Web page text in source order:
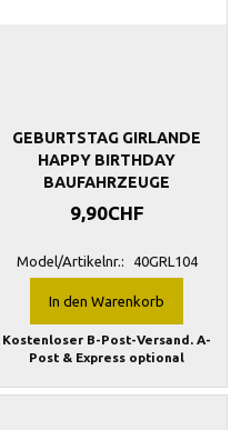
GEBURTSTAG GIRLANDE
HAPPY BIRTHDAY
BAUFAHRZEUGE
9,90CHF
Model/Artikelnr.: 40GRL104
In den Warenkorb
Kostenloser B-Post-Versand. A-
Post & Express optional